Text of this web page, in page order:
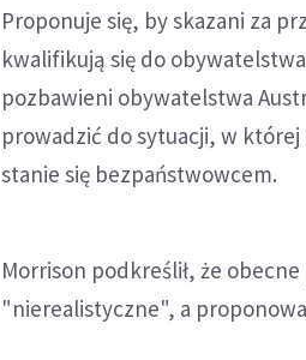
Proponuje się, by skazani za
kwalifikują się do
pozbawieni obywatelstwa
prowadzić do sytuacji, w
stanie się bezpaństwowcem.
Morrison podkreślił, że
"nierealistyczne", a